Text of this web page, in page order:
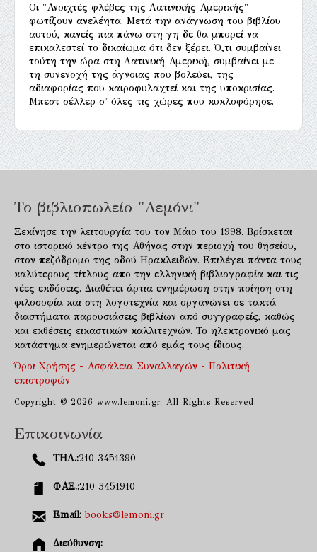
Οι "Ανοιχτές φλέβες της Λατινικής Αμερικής"
φωτίζουν ανελέητα. Μετά την ανάγνωση του βιβλίου
αυτού, κανείς πια πάνω στη γη δε θα μπορεί να
επικαλεστεί το δικαίωμα ότι δεν ξέρει. Ό,τι συμβαίνει
τούτη την ώρα στη Λατινική Αμερική, συμβαίνει με
τη συνενοχή της άγνοιας που βολεύει, της
αδιαφορίας που καιροφυλαχτεί και της υποκρισίας.
Μπεστ σέλλερ σ' όλες τις χώρες που κυκλοφόρησε.
Το βιβλιοπωλείο "Λεμόνι"
Ξεκίνησε την λειτουργία του τον Μάιο του 1998. Βρίσκεται
στο ιστορικό κέντρο της Αθήνας στην περιοχή του θησείου,
στον πεζόδρομο της οδού Ηρακλειδών. Επιλέγει πάντα τους
καλύτερους τίτλους απο την ελληνική βιβλιογραφία και τις
νέες εκδόσεις. Διαθέτει άρτια ενημέρωση στην ποίηση στη
φιλοσοφία και στη λογοτεχνία και οργανώνει σε τακτά
διαστήματα παρουσιάσεις βιβλίων από συγγραφείς, καθώς
και εκθέσεις εικαστικών καλλιτεχνών. Το ηλεκτρονικό μας
κατάστημα ενημερώνεται από εμάς τους ίδιους.
Όροι Χρήσης - Ασφάλεια Συναλλαγών - Πολιτική
επιστροφών
Copyright © 2026 www.lemoni.gr. All Rights Reserved.
Επικοινωνία
ΤΗΛ.:210 3451390
ΦΑΞ.:210 3451910
Email: books@lemoni.gr
Διεύθυνση: